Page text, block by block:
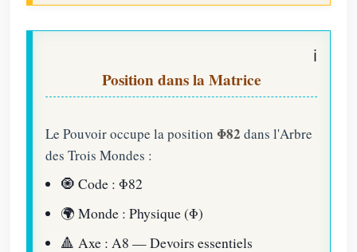
Position dans la Matrice
Le Pouvoir occupe la position Φ82 dans l'Arbre
des Trois Mondes :
🧿 Code : Φ82
🌍 Monde : Physique (Φ)
🔺 Axe : A8 — Devoirs essentiels